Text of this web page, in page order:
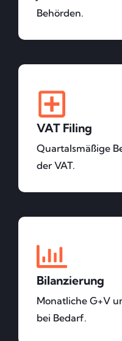
Behörden.
VAT Filing
Quartalsmäßige
der VAT.
Bilanzierung
Monatliche G+V
bei Bedarf.